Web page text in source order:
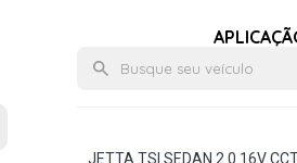
JETTA TSI SEDAN 2.0 16V